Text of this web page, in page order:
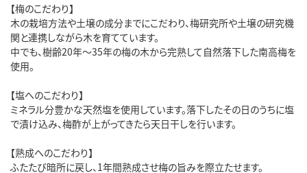
【梅のこだわり】
木の栽培方法や土壌の成分までにこだわり、梅研究所や土壌の研究機
関と連携しながら木を育てています。
中でも、樹齢20年～35年の梅の木から完熟して自然落下した南高梅を
使用。
【塩へのこだわり】
ミネラル分豊かな天然塩を使用しています。落下したその日のうちに塩
で漬け込み、梅酢が上がってきたら天日干しを行います。
【熟成へのこだわり】
ふたたび暗所に戻し、1年間熟成させ梅の旨みを際立たせます。